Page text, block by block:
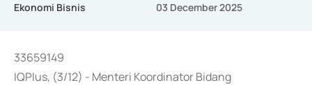
Ekonomi Bisnis 03 December 2025
33659149
IQPlus, (3/12) - Menteri Koordinator Bidang